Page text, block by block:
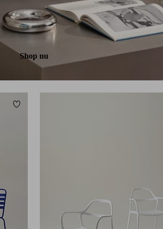
Shop nu
Tilføj til favoritter